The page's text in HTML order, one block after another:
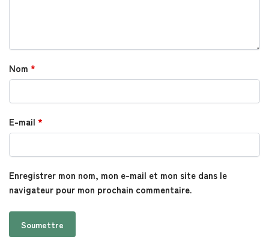
Nom *
E-mail *
Enregistrer mon nom, mon e-mail et mon site dans le
navigateur pour mon prochain commentaire.